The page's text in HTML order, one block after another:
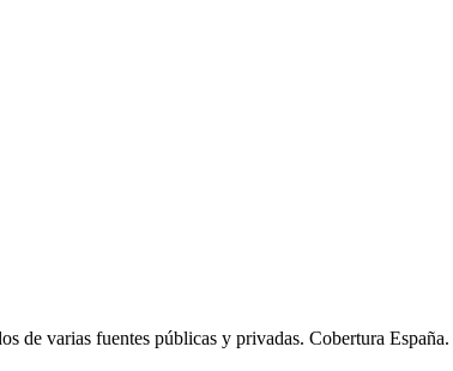
de varias fuentes públicas y privadas. Cobertura España.